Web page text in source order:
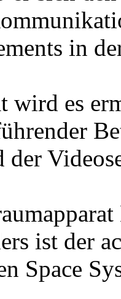
in
wird es
der
ist der
Space